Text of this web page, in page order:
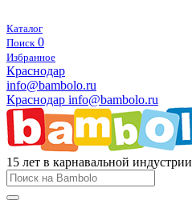
Каталог
Поиск 0
Избранное
Краснодар
info@bambolo.ru
Краснодар info@bambolo.ru
15 лет в карнавальной индустрии